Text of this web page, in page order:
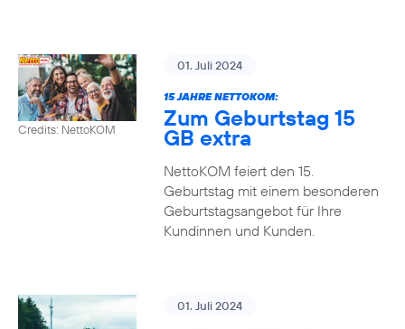
Credits: NettoKOM
01. Juli 2024
15 JAHRE NETTOKOM:
Zum Geburtstag 15
GB extra
NettoKOM feiert den 15.
Geburtstag mit einem besonderen
Geburtstagsangebot für Ihre
Kundinnen und Kunden.
01. Juli 2024